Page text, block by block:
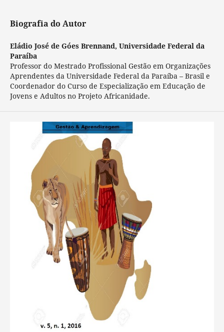
Biografia do Autor
Eládio José de Góes Brennand, Universidade Federal da
Paraíba
Professor do Mestrado Profissional Gestão em Organizações
Aprendentes da Universidade Federal da Paraíba – Brasil e
Coordenador do Curso de Especialização em Educação de
Jovens e Adultos no Projeto Africanidade.